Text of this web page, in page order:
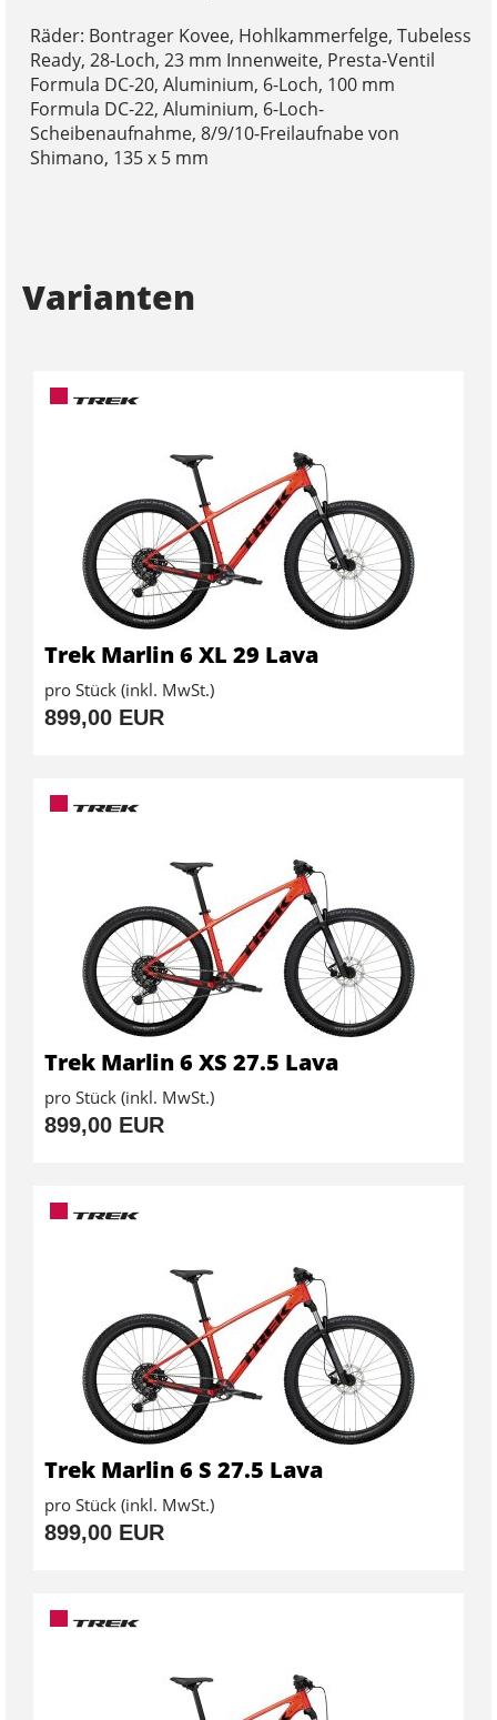
Räder: Bontrager Kovee, Hohlkammerfelge, Tubeless
Ready, 28-Loch, 23 mm Innenweite, Presta-Ventil
Formula DC-20, Aluminium, 6-Loch, 100 mm
Formula DC-22, Aluminium, 6-Loch-
Scheibenaufnahme, 8/9/10-Freilaufnabe von
Shimano, 135 x 5 mm
Varianten
Trek Marlin 6 XL 29 Lava
pro Stück (inkl. MwSt.)
899,00 EUR
Trek Marlin 6 XS 27.5 Lava
pro Stück (inkl. MwSt.)
899,00 EUR
Trek Marlin 6 S 27.5 Lava
pro Stück (inkl. MwSt.)
899,00 EUR